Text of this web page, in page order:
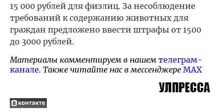
15 000 рублей для физлиц. За несоблюдение
требований к содержанию животных для
граждан предложено ввести штрафы от 1500
до 3000 рублей.
Материалы комментируем в нашем телеграм-
канале. Также читайте нас в мессенджере MAX